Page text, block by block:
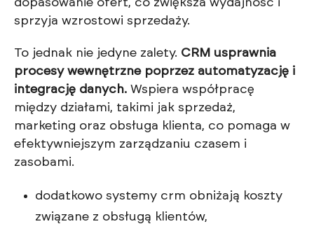
dopasowanie ofert, co zwiększa wydajność i
sprzyja wzrostowi sprzedaży.
To jednak nie jedyne zalety. CRM usprawnia
procesy wewnętrzne poprzez automatyzację i
integrację danych. Wspiera współpracę
między działami, takimi jak sprzedaż,
marketing oraz obsługa klienta, co pomaga w
efektywniejszym zarządzaniu czasem i
zasobami.
dodatkowo systemy crm obniżają koszty
związane z obsługą klientów,